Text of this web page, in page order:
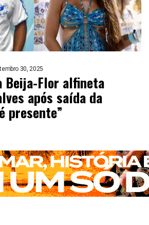
30, 2025
Beija-Flor alfineta
após saída da
presente”